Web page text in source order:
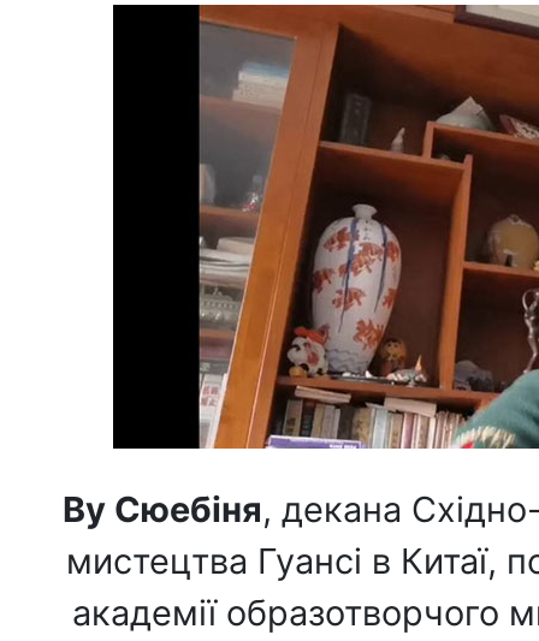
Ву Сюебіня, декана
мистецтва Гуансі в Китаї,
академії образотворчого